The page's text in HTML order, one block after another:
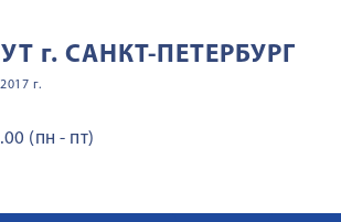
г. САНКТ-ПЕТЕРБУРГ
г.
(пн - пт)